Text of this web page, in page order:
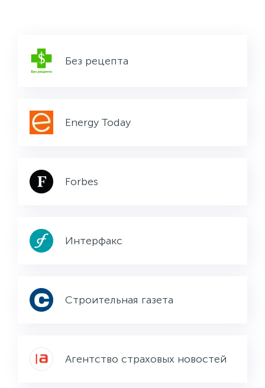
Без рецепта
Energy Today
Forbes
Интерфакс
Строительная газета
Агентство страховых новостей